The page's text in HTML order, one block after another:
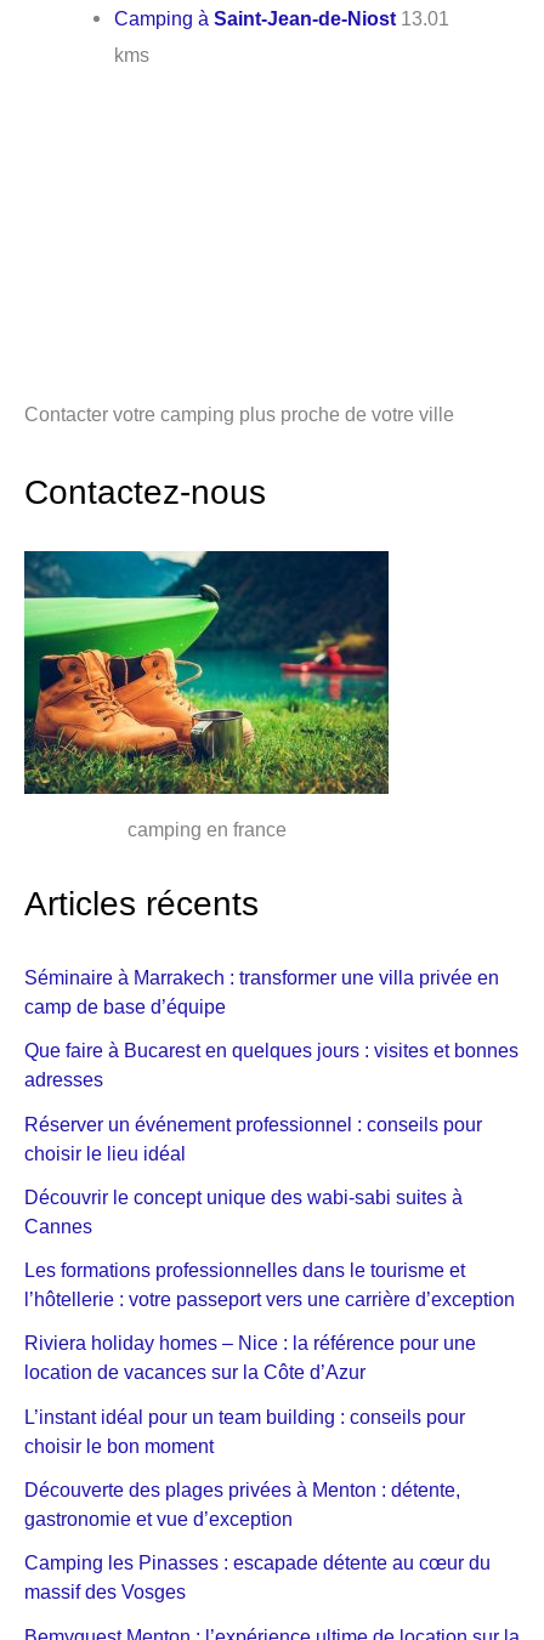
Camping àSaint-Jean-de-Niost 13.01
kms
Contacter votre camping plus proche de votre ville
Contactez-nous
camping en france
Articles récents
Séminaire à Marrakech : transformer une villa privée en
camp de base d’équipe
Que faire à Bucarest en quelques jours : visites et bonnes
adresses
Réserver un événement professionnel : conseils pour
choisir le lieu idéal
Découvrir le concept unique des wabi-sabi suites à
Cannes
Les formations professionnelles dans le tourisme et
l’hôtellerie : votre passeport vers une carrière d’exception
Riviera holiday homes – Nice : la référence pour une
location de vacances sur la Côte d’Azur
L’instant idéal pour un team building : conseils pour
choisir le bon moment
Découverte des plages privées à Menton : détente,
gastronomie et vue d’exception
Camping les Pinasses : escapade détente au cœur du
massif des Vosges